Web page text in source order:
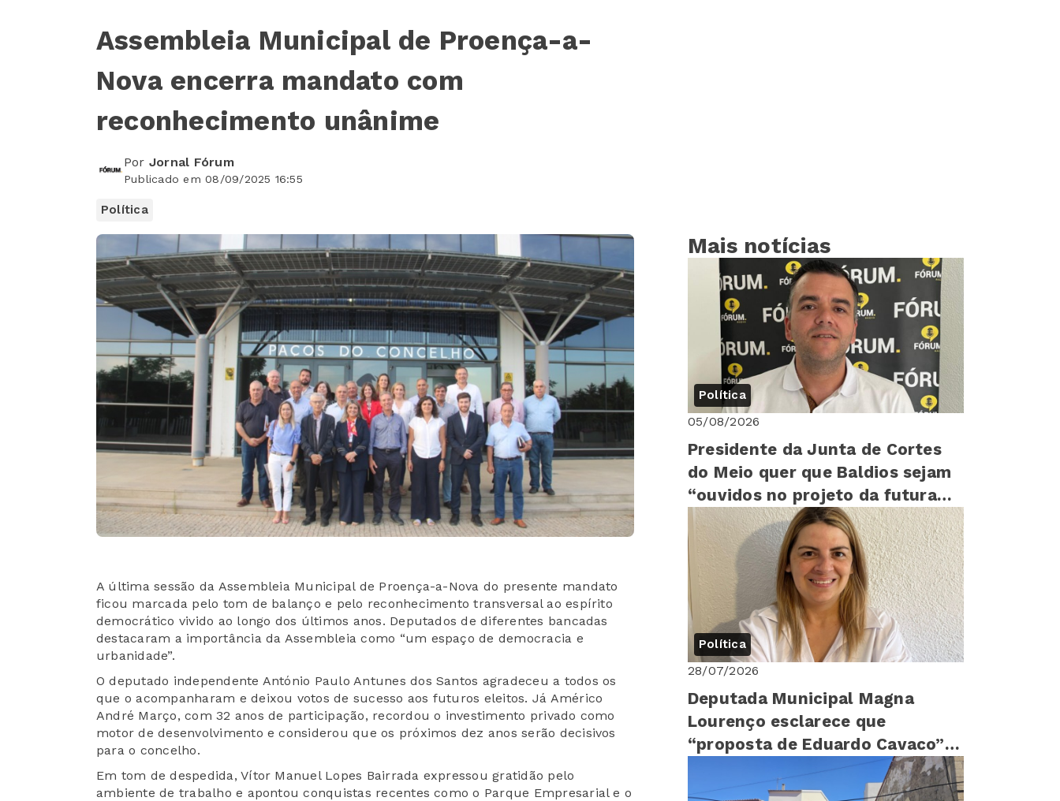
Assembleia Municipal de Proença-a-
Nova encerra mandato com
reconhecimento unânime
Por Jornal Fórum
Publicado em 08/09/2025 16:55
Política
A última sessão da Assembleia Municipal de Proença-a-Nova do presente mandato
ficou marcada pelo tom de balanço e pelo reconhecimento transversal ao espírito
democrático vivido ao longo dos últimos anos. Deputados de diferentes bancadas
destacaram a importância da Assembleia como “um espaço de democracia e
urbanidade”.
O deputado independente António Paulo Antunes dos Santos agradeceu a todos os
que o acompanharam e deixou votos de sucesso aos futuros eleitos. Já Américo
André Março, com 32 anos de participação, recordou o investimento privado como
motor de desenvolvimento e considerou que os próximos dez anos serão decisivos
para o concelho.
Em tom de despedida, Vítor Manuel Lopes Bairrada expressou gratidão pelo
ambiente de trabalho e apontou conquistas recentes como o Parque Empresarial e o
Mais notícias
Política
05/08/2026
Presidente da Junta de Cortes
do Meio quer que Baldios sejam
“ouvidos no projeto da futura
Barragem”
Política
28/07/2026
Deputada Municipal Magna
Lourenço esclarece que
“proposta de Eduardo Cavaco”
foi apresentada por si “em
Assembleia Mu...